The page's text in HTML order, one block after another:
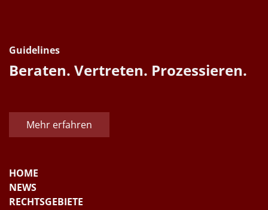
Guidelines
Beraten. Vertreten. Prozessieren.
Mehr erfahren
HOME
NEWS
RECHTSGEBIETE